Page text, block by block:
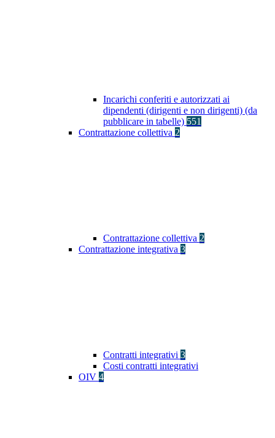
Incarichi conferiti e autorizzati ai
dipendenti (dirigenti e non dirigenti) (da
pubblicare in tabelle) 551
Contrattazione collettiva 2
Contrattazione collettiva 2
Contrattazione integrativa 3
Contratti integrativi 3
Costi contratti integrativi
OIV 4